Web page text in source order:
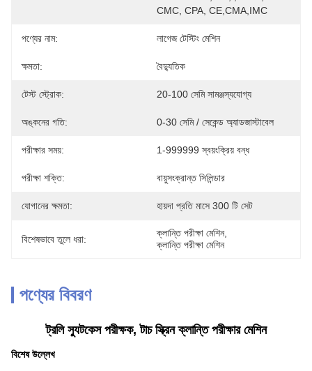
CMC, CPA, CE,CMA,IMC
পণ্যের নাম: লাগেজ টেস্টিং মেশিন
ক্ষমতা: বৈদ্যুতিক
টেস্ট স্ট্রোক: 20-100 সেমি সামঞ্জস্যযোগ্য
অঙ্কনের গতি: 0-30 সেমি / সেকেন্ড অ্যাডজাস্টাবেল
পরীক্ষার সময়: 1-999999 স্বয়ংক্রিয় বন্ধ
পরীক্ষা শক্তি: বায়ুসংক্রান্ত সিলিন্ডার
যোগানের ক্ষমতা: হায়দা প্রতি মাসে 300 টি সেট
বিশেষভাবে তুলে ধরা:
ক্লান্তি পরীক্ষা মেশিন,
ক্লান্তি পরীক্ষা মেশিন
পণ্যের বিবরণ
ট্রলি স্যুটকেস পরীক্ষক, টাচ স্ক্রিন ক্লান্তি পরীক্ষার মেশিন
বিশেষ উল্লেখ